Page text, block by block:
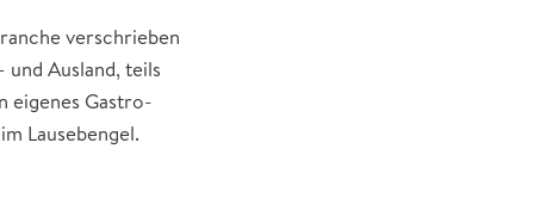
verschrieben
Ausland, teils
eigenes Gastro-
Lausebengel.